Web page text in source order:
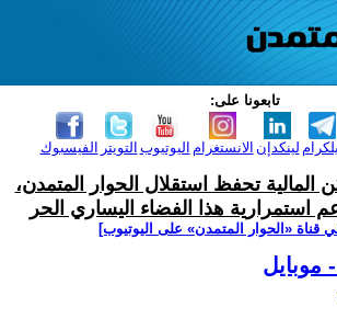
تابعونا على:
الفيسبوك التويتر اليوتيوب الانستغرام لينكدإن
المالية تحفظ استقلال الحوار المتمدن،
استمرارية هذا الفضاء اليساري الحر
قناة ‫«الحوار المتمدن» على اليوتيوب]
موبايل